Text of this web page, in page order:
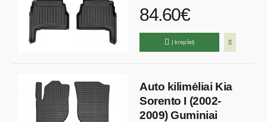
84.60€
Į krepšelį
Auto kilimėliai Kia
Sorento I (2002-
2009) Guminiai